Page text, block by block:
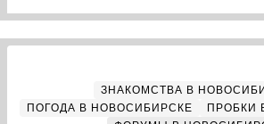
ЗНАКОМСТВА В
ПОГОДА В НОВОСИБИРСКЕ
ПРОБКИ